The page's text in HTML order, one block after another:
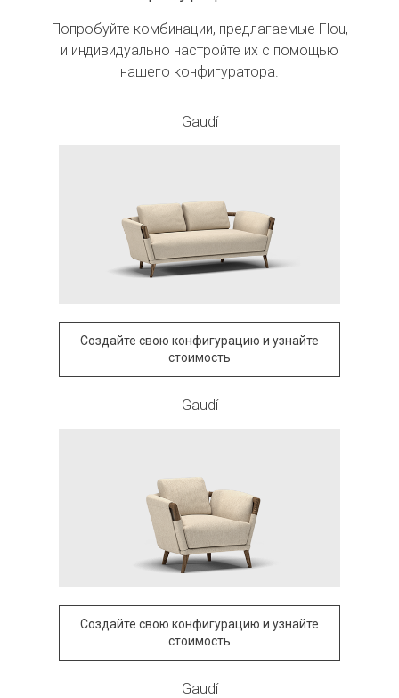
Попробуйте комбинации, предлагаемые Flou,
и индивидуально настройте их с помощью
нашего конфигуратора.
Gaudí
Создайте свою конфигурацию и узнайте
стоимость
Gaudí
Создайте свою конфигурацию и узнайте
стоимость
Gaudí